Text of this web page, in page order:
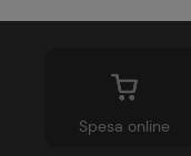
Spesa online